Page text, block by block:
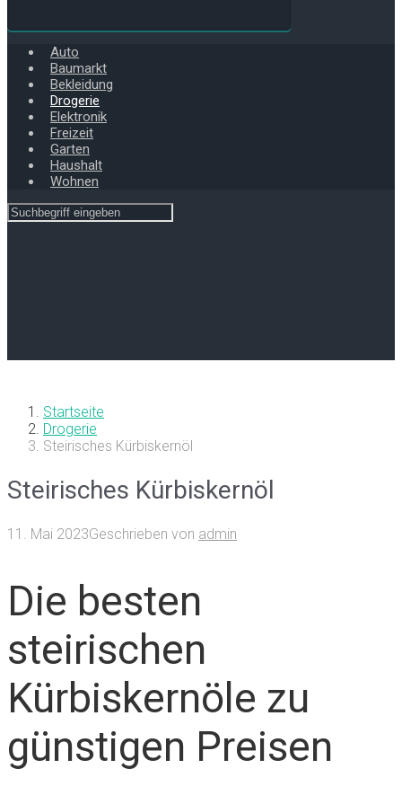
Auto
Baumarkt
Bekleidung
Drogerie
Elektronik
Freizeit
Garten
Haushalt
Wohnen
Startseite
Drogerie
Steirisches Kürbiskernöl
Steirisches Kürbiskernöl
11. Mai 2023Geschrieben von admin
Die besten
steirischen
Kürbiskernöle zu
günstigen Preisen